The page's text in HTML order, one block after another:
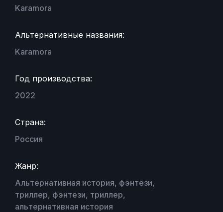
Karamora
Альтернативные названия:
Karamora
Год производства:
2022
Страна:
Россия
Жанр:
Альтернативная история, фэнтези,
триллер, фэнтези, триллер,
альтернативная история